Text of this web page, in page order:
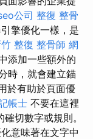
公司 整復 整骨
擎優化一樣，是
整復 整骨師 網
添加一些額外的
時，就會建立錨
於有助於頁面優
帳士 不要在這裡
切數字或規則。
意味著在文字中